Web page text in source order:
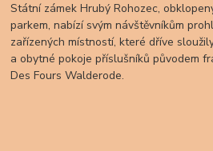
Státní zámek Hrubý Rohozec,
parkem, nabízí svým návštěvníkům
zařízených místností, které dříve
a obytné pokoje příslušníků původem
Des Fours Walderode.